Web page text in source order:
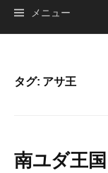
メニュー
タグ: アサ王
南ユダ王